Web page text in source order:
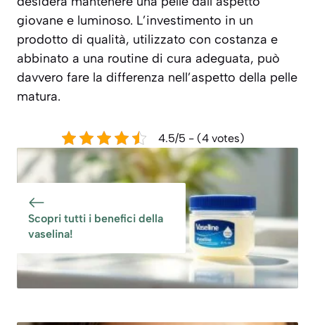
giovane e luminoso. L’investimento in un
prodotto di qualità, utilizzato con costanza e
abbinato a una routine di cura adeguata, può
davvero fare la differenza nell’aspetto della pelle
matura.
4.5/5 - (4 votes)
Scopri tutti i benefici della
vaselina!